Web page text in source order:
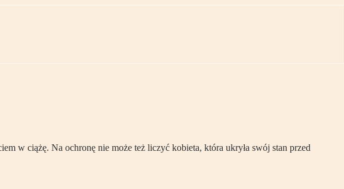
w ciążę. Na ochronę nie może też liczyć kobieta, która ukryła swój stan przed